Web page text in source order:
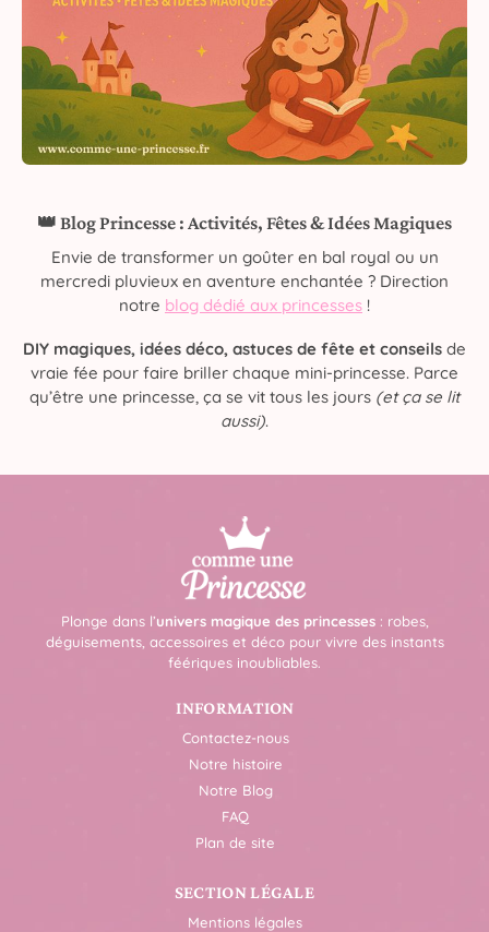
👑 Blog Princesse : Activités, Fêtes & Idées Magiques
Envie de transformer un goûter en bal royal ou un
mercredi pluvieux en aventure enchantée ? Direction
notre blog dédié aux princesses !
DIY magiques, idées déco, astuces de fête et conseils de
vraie fée pour faire briller chaque mini-princesse. Parce
qu’être une princesse, ça se vit tous les jours (et ça se lit
aussi).
Plonge dans l’univers magique des princesses: robes,
déguisements, accessoires et déco pour vivre des instants
féériques inoubliables.
INFORMATION
Contactez-nous
Notre histoire
Notre Blog
FAQ
Plan de site
SECTION LÉGALE
Mentions légales